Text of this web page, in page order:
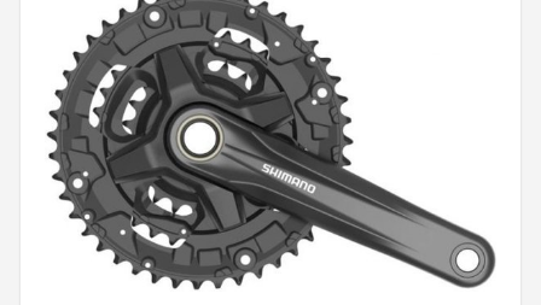
Kinderfietsen
Stadsfietsen
Elektrische fietsen
Mountainbikes
Shop
POPULAIRE MERKEN